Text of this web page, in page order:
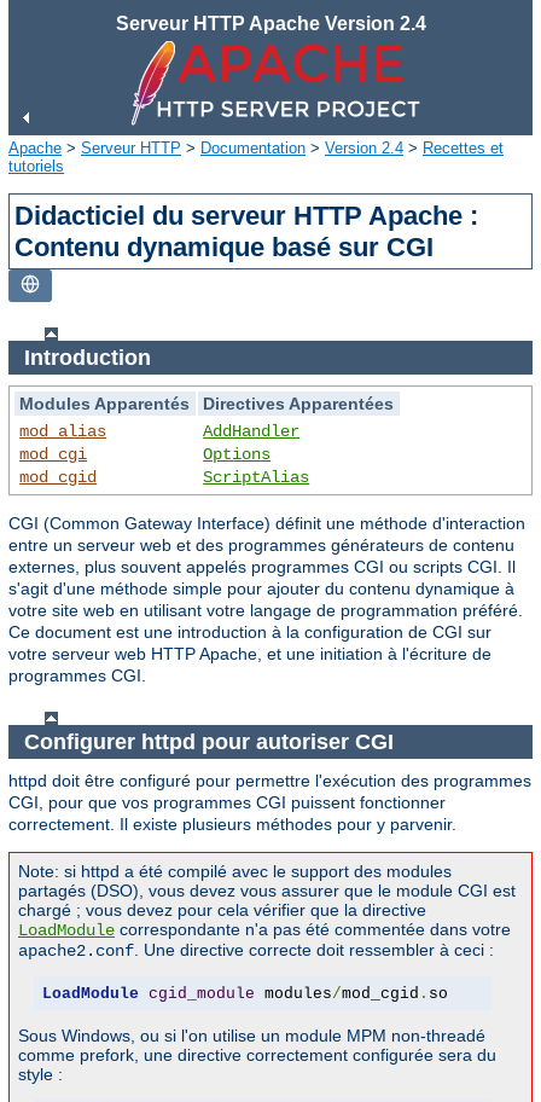
Serveur HTTP Apache Version 2.4
Apache > Serveur HTTP > Documentation > Version 2.4 > Recettes et
tutoriels
Didacticiel du serveur HTTP Apache :
Contenu dynamique basé sur CGI
Introduction
Modules Apparentés
Directives Apparentées
mod_alias
mod_cgi
mod_cgid
AddHandler
Options
ScriptAlias
CGI (Common Gateway Interface) définit une méthode d'interaction
entre un serveur web et des programmes générateurs de contenu
externes, plus souvent appelés programmes CGI ou scripts CGI. Il
s'agit d'une méthode simple pour ajouter du contenu dynamique à
votre site web en utilisant votre langage de programmation préféré.
Ce document est une introduction à la configuration de CGI sur
votre serveur web HTTP Apache, et une initiation à l'écriture de
programmes CGI.
Configurer httpd pour autoriser CGI
httpd doit être configuré pour permettre l'exécution des programmes
CGI, pour que vos programmes CGI puissent fonctionner
correctement. Il existe plusieurs méthodes pour y parvenir.
Note: si httpd a été compilé avec le support des modules
partagés (DSO), vous devez vous assurer que le module CGI est
chargé ; vous devez pour cela vérifier que la directive
LoadModule correspondante n'a pas été commentée dans votre
apache2.conf. Une directive correcte doit ressembler à ceci :
LoadModule cgid_module modules/mod_cgid . so
Sous Windows, ou si l'on utilise un module MPM non-threadé
comme prefork, une directive correctement configurée sera du
style :